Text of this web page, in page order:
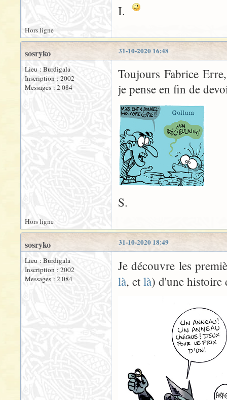
I.
Hors ligne
31-10-2020 16:48
sosryko
Lieu : Burdigala
Inscription : 2002
Messages : 2 084
Toujours Fabrice
je pense en fin de
S.
Hors ligne
31-10-2020 18:49
sosryko
Lieu : Burdigala
Inscription : 2002
Messages : 2 084
Je découvre les
là, etlà) d'une histoire